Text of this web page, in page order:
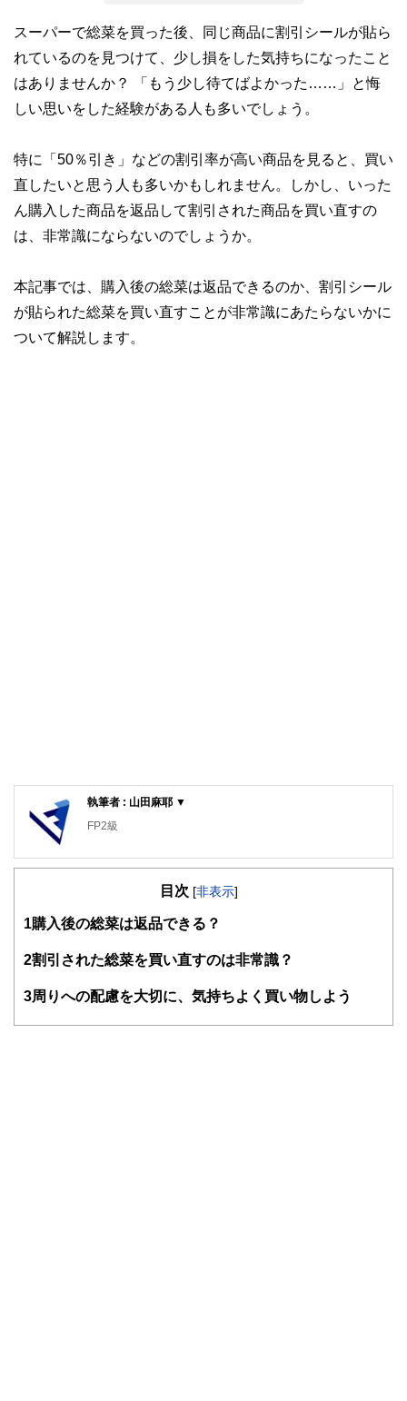
スーパーで総菜を買った後、同じ商品に割引シールが貼ら
れているのを見つけて、少し損をした気持ちになったこと
はありませんか？ 「もう少し待てばよかった……」と悔
しい思いをした経験がある人も多いでしょう。
特に「50％引き」などの割引率が高い商品を見ると、買い
直したいと思う人も多いかもしれません。しかし、いった
ん購入した商品を返品して割引された商品を買い直すの
は、非常識にならないのでしょうか。
本記事では、購入後の総菜は返品できるのか、割引シール
が貼られた総菜を買い直すことが非常識にあたらないかに
ついて解説します。
執筆者 : 山田麻耶 ▼
FP2級
目次 [非表示]
1 購入後の総菜は返品できる？
2割引された総菜を買い直すのは非常識？
3周りへの配慮を大切に、気持ちよく買い物しよう